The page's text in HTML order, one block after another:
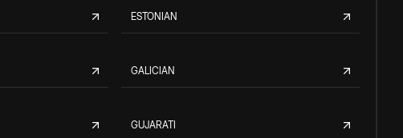
ESTONIAN
GALICIAN
GUJARATI